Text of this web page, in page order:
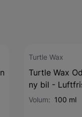
Turtle Wax
Turtle Wax
ny bil -
Volum: 100 ml